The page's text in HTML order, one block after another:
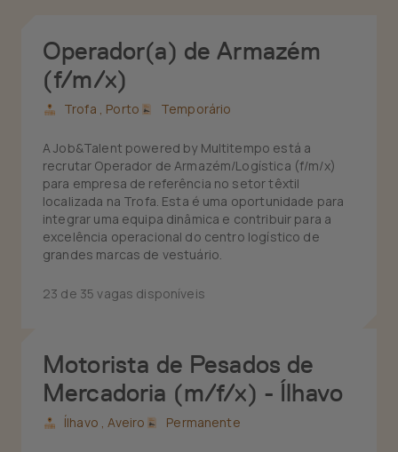
Operador(a) de Armazém
(f/m/x)
Trofa , Porto Temporário
A Job&Talent powered by Multitempo está a
recrutar Operador de Armazém/Logística (f/m/x)
para empresa de referência no setor têxtil
localizada na Trofa. Esta é uma oportunidade para
integrar uma equipa dinâmica e contribuir para a
excelência operacional do centro logístico de
grandes marcas de vestuário.
23 de 35 vagas disponíveis
Motorista de Pesados de
Mercadoria (m/f/x) - Ílhavo
Ílhavo ,Aveiro Permanente